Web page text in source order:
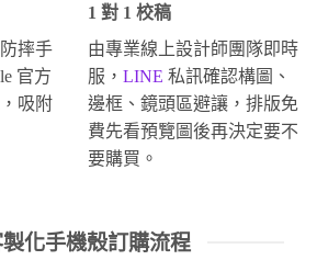
摔手
官方
吸附
1 對 1 校稿
由專業線上設計師團隊即時
服， LINE 私訊確認構圖、
邊框、鏡頭區避讓，排版免
費先看預覽圖後再決定要不
要購買。
化手機殼訂購流程